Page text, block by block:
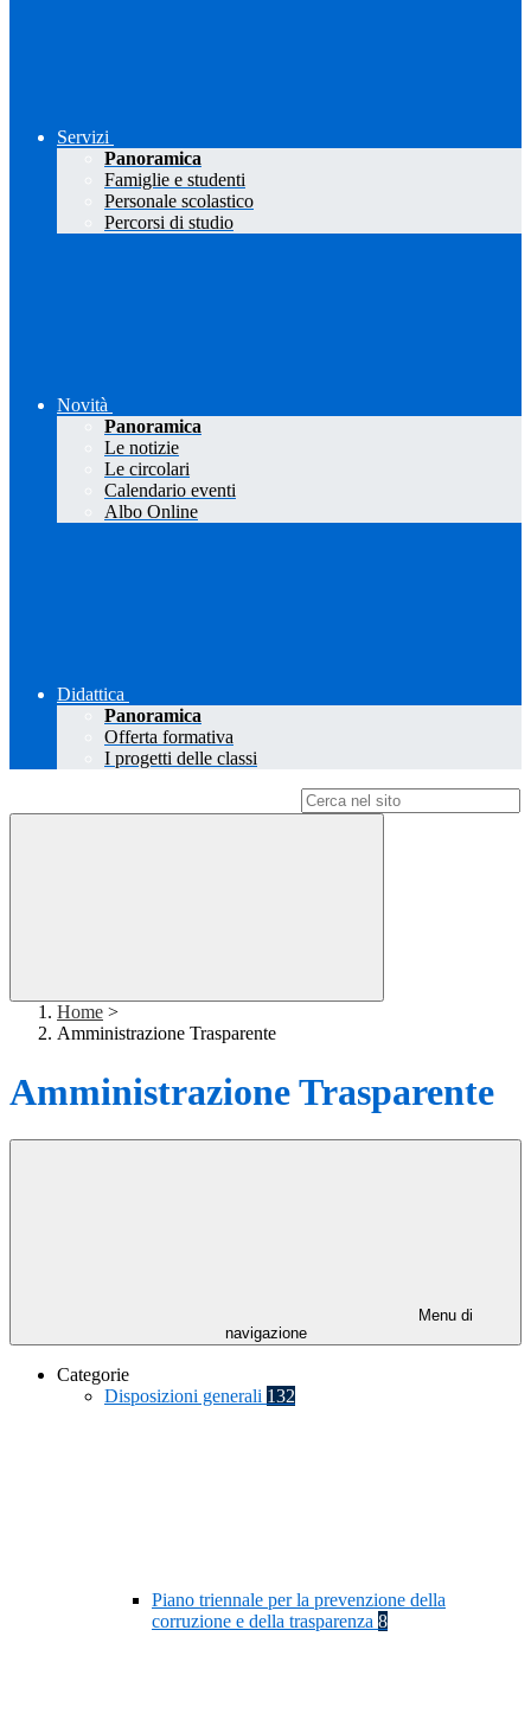
Servizi
Panoramica
Famiglie e studenti
Personale scolastico
Percorsi di studio
Novità
Panoramica
Le notizie
Le circolari
Calendario eventi
Albo Online
Didattica
Panoramica
Offerta formativa
I progetti delle classi
Home >
Amministrazione Trasparente
Amministrazione Trasparente
Menu di
navigazione
Categorie
Disposizioni generali 132
Piano triennale per la prevenzione della
corruzione e della trasparenza 8